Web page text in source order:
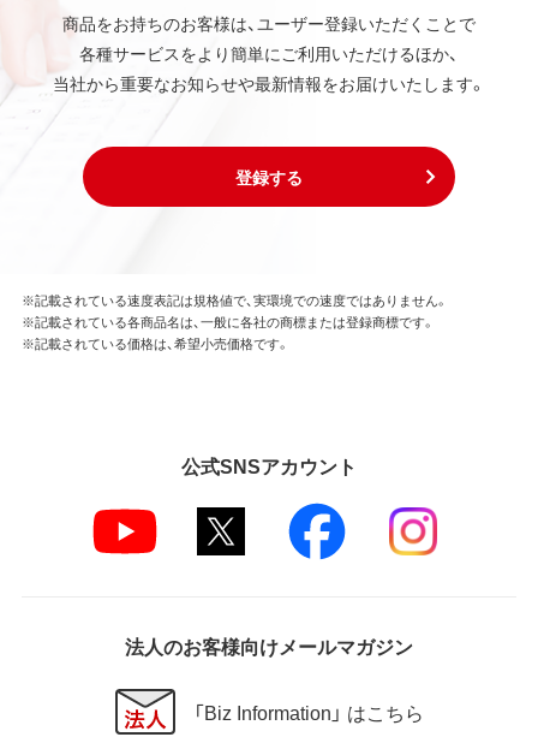
商品をお持ちのお客様は、ユーザー登録いただくことで
各種サービスをより簡単にご利用いただけるほか、
当社から重要なお知らせや最新情報をお届けいたします。
登録する
※記載されている速度表記は規格値で、実環境での速度ではありません。
※記載されている各商品名は、一般に各社の商標または登録商標です。
※記載されている価格は、希望小売価格です。
公式SNSアカウント
法人のお客様向けメールマガジン
「Biz Information」 はこちら